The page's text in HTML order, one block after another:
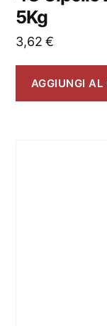
5Kg
3,62€
AGGIUNGI AL